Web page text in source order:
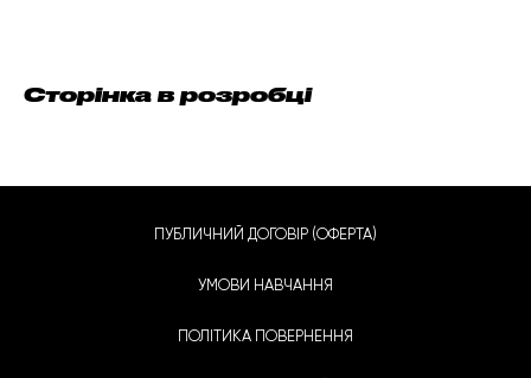
Сторінка в розробці
ПУБЛИЧНИЙ ДОГОВІР (ОФЕРТА)
УМОВИ НАВЧАННЯ
ПОЛІТИКА ПОВЕРНЕННЯ